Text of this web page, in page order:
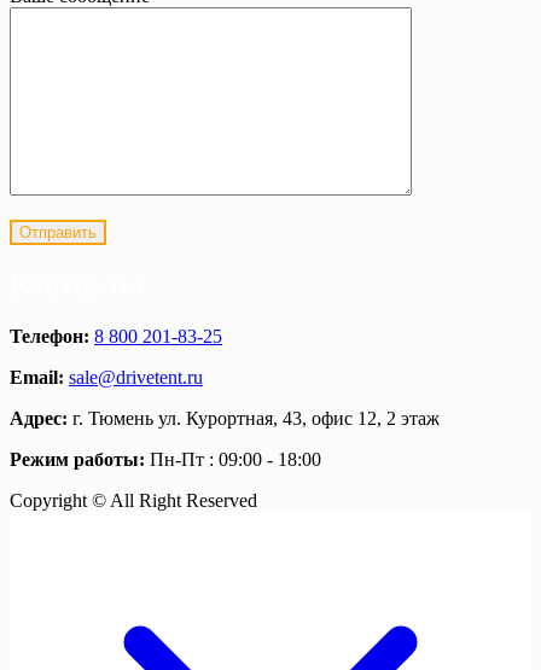
Телефон: 8 800 201-83-25
Email: sale@drivetent.ru
Адрес: г. Тюмень ул. Курортная, 43, офис 12, 2 этаж
Режим работы: Пн-Пт : 09:00 - 18:00
Copyright © All Right Reserved